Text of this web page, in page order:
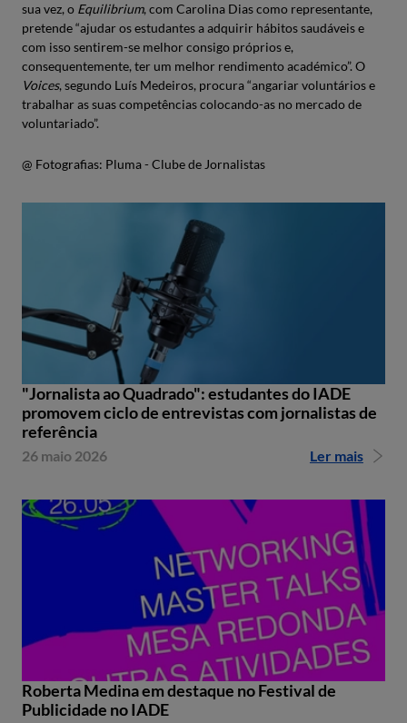
sua vez, o Equilibrium, com Carolina Dias como representante,
pretende “ajudar os estudantes a adquirir hábitos saudáveis e
com isso sentirem-se melhor consigo próprios e,
consequentemente, ter um melhor rendimento académico”. O
Voices, segundo Luís Medeiros, procura “angariar voluntários e
trabalhar as suas competências colocando-as no mercado de
voluntariado”.
@ Fotografias: Pluma - Clube de Jornalistas
"Jornalista ao Quadrado": estudantes do IADE
promovem ciclo de entrevistas com jornalistas de
referência
26 maio 2026 Ler mais
Roberta Medina em destaque no Festival de
Publicidade no IADE